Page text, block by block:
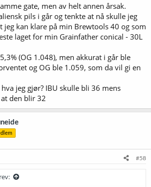
gate, men av helt annen årsak.
pils i går og tenkte at nå skulle jeg
jeg kan klare på min Brewtools 40 og som
laget for min Grainfather conical - 30L
(OG 1.048), men akkurat i går ble
og OG ble 1.059, som da vil gi en
jeg gjør? IBU skulle bli 36 mens
den blir 32
#58